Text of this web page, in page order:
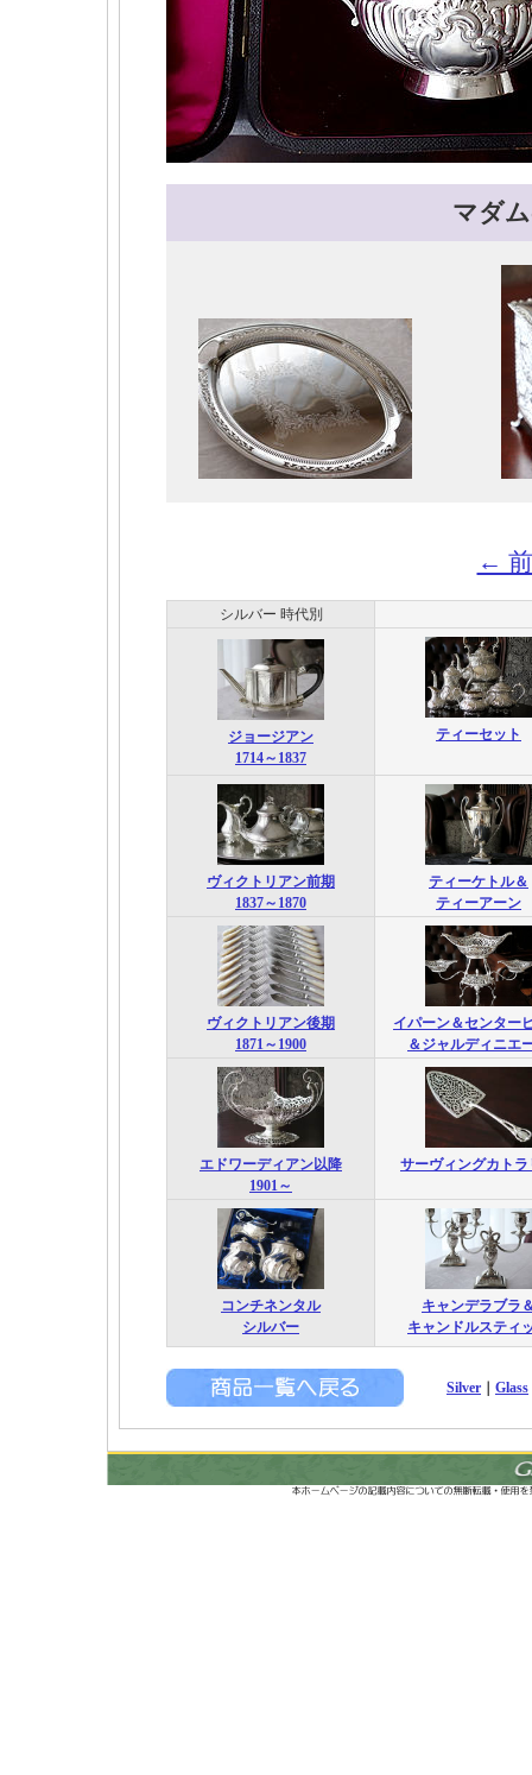
マダ
←
シルバー 時代別
ジョージアン
1714～1837
ティーセット
ヴィクトリアン前期
1837～1870
ティーケトル＆
ティーアーン
ヴィクトリアン後期
1871～1900
イパーン＆センター
＆ジャルディニエ
エドワーディアン以降
1901～
サーヴィングカトラ
コンチネンタル
シルバー
キャンデラブラ
キャンドルスティ
Silver Glass